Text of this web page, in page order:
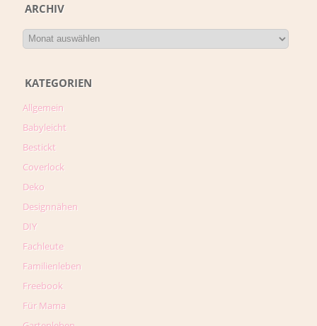
ARCHIV
KATEGORIEN
Allgemein
Babyleicht
Bestickt
Coverlock
Deko
Designnähen
DIY
Fachleute
Familienleben
Freebook
Für Mama